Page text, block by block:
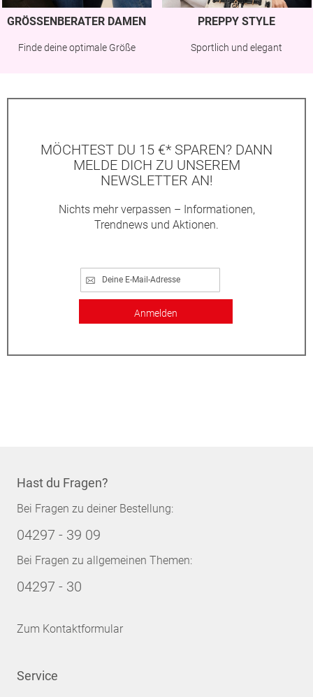
GRÖSSENBERATER DAMEN
Finde deine optimale Größe
PREPPY STYLE
Sportlich und elegant
MÖCHTEST DU 15 €* SPAREN? DANN
MELDE DICH ZU UNSEREM
NEWSLETTER AN!
Nichts mehr verpassen – Informationen,
Trendnews und Aktionen.
Anmelden
Hast du Fragen?
Bei Fragen zu deiner Bestellung:
04297 - 39 09
Bei Fragen zu allgemeinen Themen:
04297 - 30
Zum Kontaktformular
Service